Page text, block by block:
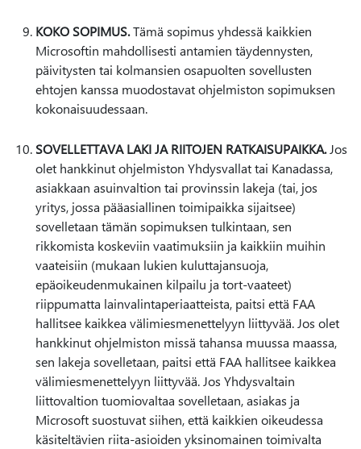
KOKO SOPIMUS.Tämä sopimus yhdessä kaikkien
Microsoftin mahdollisesti antamien täydennysten,
päivitysten tai kolmansien osapuolten sovellusten
ehtojen kanssa muodostavat ohjelmiston sopimuksen
kokonaisuudessaan.
SOVELLETTAVA LAKI JA RIITOJEN RATKAISUPAIKKA.Jos
olet hankkinut ohjelmiston Yhdysvallat tai Kanadassa,
asiakkaan asuinvaltion tai provinssin lakeja (tai, jos
yritys, jossa pääasiallinen toimipaikka sijaitsee)
sovelletaan tämän sopimuksen tulkintaan, sen
rikkomista koskeviin vaatimuksiin ja kaikkiin muihin
vaateisiin (mukaan lukien kuluttajansuoja,
epäoikeudenmukainen kilpailu ja tort-vaateet)
riippumatta lainvalintaperiaatteista, paitsi että FAA
hallitsee kaikkea välimiesmenettelyyn liittyvää. Jos olet
hankkinut ohjelmiston missä tahansa muussa maassa,
sen lakeja sovelletaan, paitsi että FAA hallitsee kaikkea
välimiesmenettelyyn liittyvää. Jos Yhdysvaltain
liittovaltion tuomiovaltaa sovelletaan, asiakas ja
Microsoft suostuvat siihen, että kaikkien oikeudessa
käsiteltävien riita-asioiden yksinomainen toimivalta